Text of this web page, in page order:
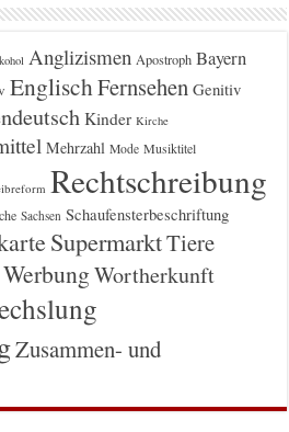
Anglizismen Apostroph Bayern
EnglischFernsehen Genitiv
Kinder Kirche
Mehrzahl Mode Musiktitel
Rechtschreibung
Sachsen Schaufensterbeschriftung
SupermarktTiere
WerbungWortherkunft
Zusammen- und